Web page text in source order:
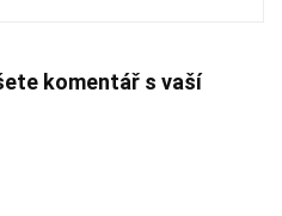
komentář s vaší